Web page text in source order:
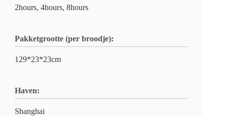
2hours, 4hours, 8hours
Pakketgrootte (per broodje):
129*23*23cm
Haven:
Shanghai